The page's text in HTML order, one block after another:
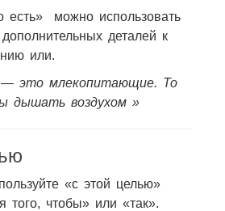
есть» можно использовать
деталей к
или.
это млекопитающие. То
дышать воздухом »
«с этой целью»
того, чтобы» или «так».